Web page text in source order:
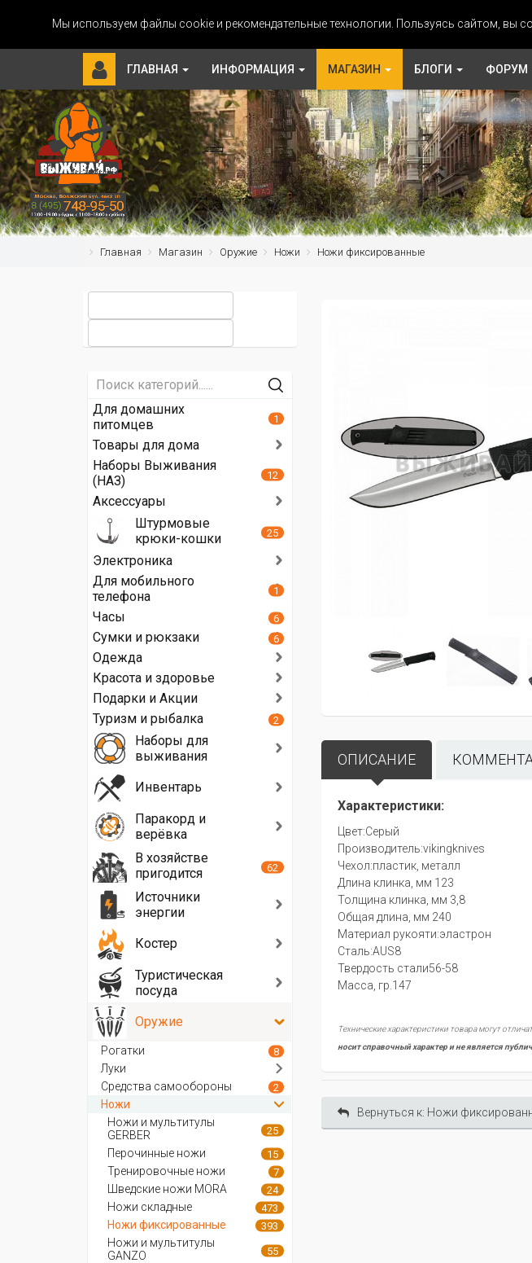
Мы используем файлы cookie и рекомендательные технологии. Пользуясь сайтом, вы
ГЛАВНАЯ ИНФОРМАЦИЯ МАГАЗИН БЛОГИ ФОРУМ
Главная Магазин Оружие Ножи Ножи фиксированные
ОПИСАНИЕ
Характеристики:
Цвет:Серый
Производитель:vikingknives
Чехол:пластик, металл
Длина клинка, мм 123
Толщина клинка, мм 3,8
Общая длина, мм 240
Материал рукояти:эластрон
Сталь:AUS8
Твердость стали56-58
Масса, гр.147
Технические характеристики товара могут
носит справочный характер и не является
Вернуться к: Ножи
Для домашних
питомцев
1
Товары для дома
Наборы Выживания
(НАЗ)
12
Аксессуары
Штурмовые
крюки-кошки
25
Электроника
Для мобильного
телефона
1
Часы 6
Сумки и рюкзаки 6
Одежда
Красота и здоровье
Подарки и Акции
Туризм и рыбалка
2
Наборы для
выживания
Инвентарь
Паракорд и
верёвка
В хозяйстве
пригодится
62
Источники
энергии
Костер
Туристическая
посуда
Оружие
Рогатки 8
Луки
Средства самообороны
2
Ножи
Ножи и мультитулы
GERBER
25
Перочинные ножи 15
Тренировочные ножи 7
Шведские ножи MORA 24
Ножи складные 473
Ножи фиксированные 393
Ножи и мультитулы
GANZO
55